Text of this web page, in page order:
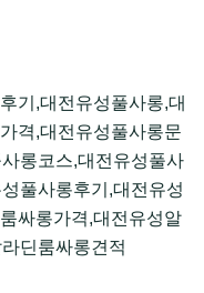
기,대전유성풀사롱,대
격,대전유성풀사롱문
롱코스,대전유성풀사
풀사롱후기,대전유성
싸롱가격,대전유성알
딘룸싸롱견적